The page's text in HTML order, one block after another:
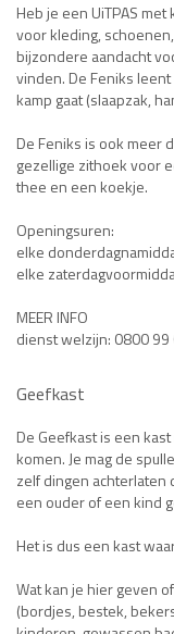
Heb je een UiTPAS
voor kleding,
bijzondere aandacht
vinden. De Feniks
kamp gaat (slaapzak,
De Feniks is ook meer
gezellige zithoek voor
thee en een koekje.
Openingsuren:
elke
elke
MEER INFO
dienst welzijn: 0800
Geefkast
De Geefkast is een
komen. Je mag de
zelf dingen achterlaten
een ouder of een kind
Het is dus een kast
Wat kan je hier geven
(bordjes, bestek,